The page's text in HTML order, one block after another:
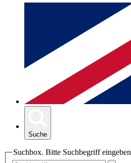
Suche
Suchbox. Bitte Suchbegriff